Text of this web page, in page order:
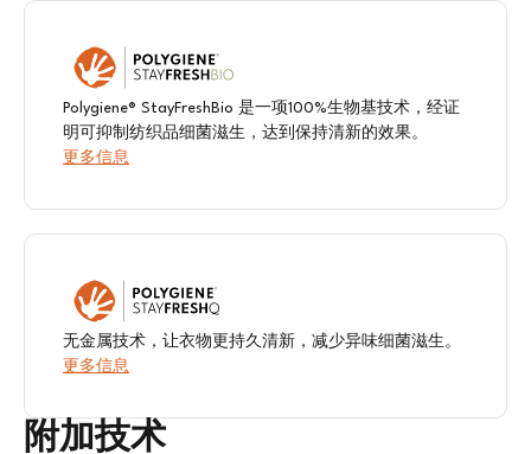
Polygiene® StayFreshBio 是一项100%生物基技术，经证
明可抑制纺织品细菌滋生，达到保持清新的效果。
更多信息
无金属技术，让衣物更持久清新，减少异味细菌滋生。
更多信息
附加技术